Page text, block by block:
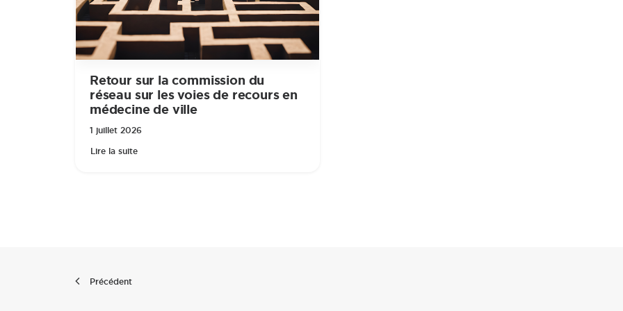
Retour sur la commission du
réseau sur les voies de recours en
médecine de ville
1 juillet 2026
Lire la suite
Précédent